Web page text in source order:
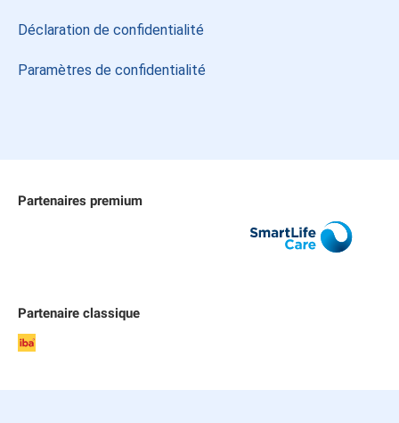
Déclaration de confidentialité
Paramètres de confidentialité
Partenaires premium
Publicare
Partenaire classique